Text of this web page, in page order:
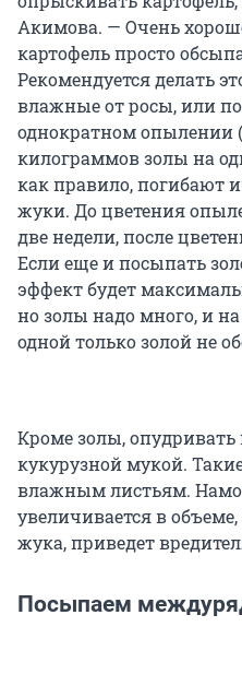
Акимова. — Очень
картофель просто
Рекомендуется делать
влажные от росы, или
однократном опылении
килограммов золы на
как правило, погибают
жуки. До цветения
две недели, после
Если еще и посыпать
эффект будет
но золы надо много, и
одной только золой не
Кроме золы,
кукурузной мукой.
влажным листьям.
увеличивается в
жука, приведет
Посыпаем